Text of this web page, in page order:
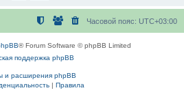
Часовой пояс: UTC+03:00
® Forum Software © phpBB Limited
поддержка phpBB
и расширения phpBB
| Правила